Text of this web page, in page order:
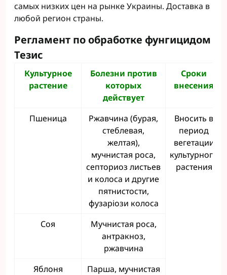
самых низких цен на рынке Украины. Доставка в
любой регион страны.
Регламент по обработке фунгицидом
Тезис
Культурное
растение
Болезни против
которых
действует
Сроки
внесения
Пшеница
Ржавчина (бурая,
стеблевая,
желтая),
мучнистая роса,
септориоз листьев
и колоса и другие
пятнистости,
фузаріози колоса
Вносить в
период
вегетации
культурного
растения
Соя
Мучнистая роса,
антракноз,
ржавчина
Яблоня
Парша, мучнистая